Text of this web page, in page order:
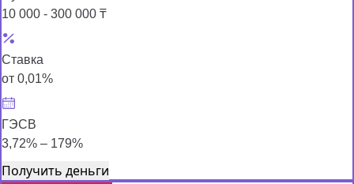
10 000 - 300 000 ₸
Ставка
от 0,01%
ГЭСВ
3,72% – 179%
Получить деньги